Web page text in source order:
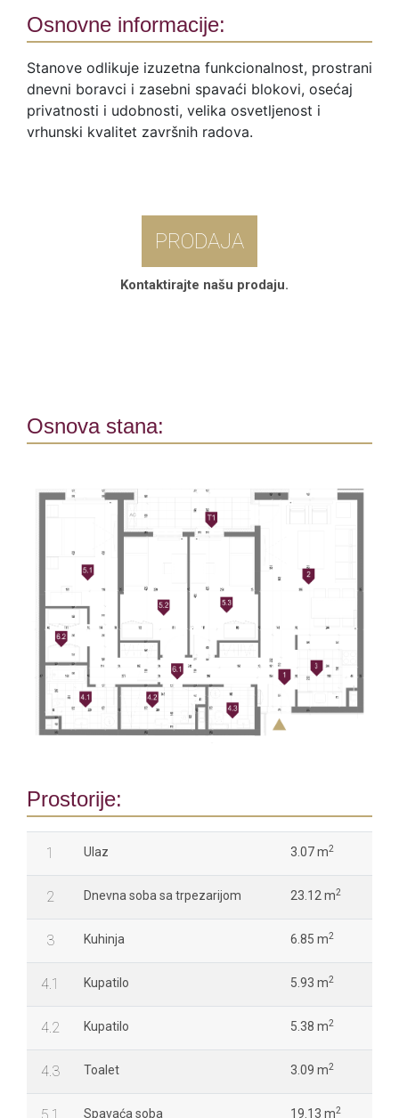
Osnovne informacije:
Stanove odlikuje izuzetna funkcionalnost, prostrani
dnevni boravci i zasebni spavaći blokovi, osećaj
privatnosti i udobnosti, velika osvetljenost i
vrhunski kvalitet završnih radova.
PRODAJA
Kontaktirajte našu prodaju.
Osnova stana:
Prostorije:
1 Ulaz 3.07 m2
2 Dnevna soba sa trpezarijom 23.12 m2
3 Kuhinja 6.85 m2
4.1 Kupatilo 5.93 m2
4.2 Kupatilo 5.38 m2
4.3 Toalet 3.09 m2
Spavaća soba 19.13 m2